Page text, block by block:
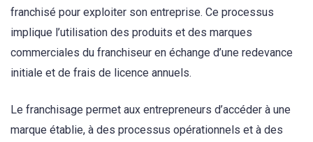
franchisé pour exploiter son entreprise. Ce processus
implique l’utilisation des produits et des marques
commerciales du franchiseur en échange d’une redevance
initiale et de frais de licence annuels.
Le franchisage permet aux entrepreneurs d’accéder à une
marque établie, à des processus opérationnels et à des